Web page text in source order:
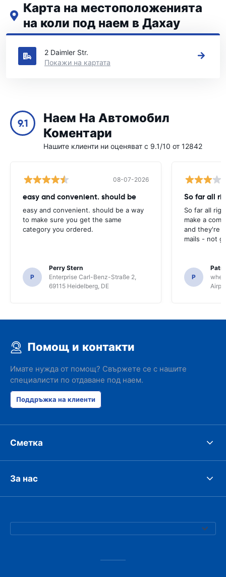
Карта на местоположенията
на коли под наем в Дахау
Вижте нашите основни места за коли под наем в Дахау
2 Daimler Str.
Покажи на картата
9.1
Наем На Автомобил
Коментари
Нашите клиенти ни оценяват с 9.1/10 от 12842
08-07-2026
easy and convenient. should be
easy and convenient. should be a way
to make sure you get the same
category you ordered.
P
Perry Stern
Enterprise Carl-Benz-Straße 2,
69115 Heidelberg, DE
So far all
So far all
make a
and they're
mails - not
P
Помощ и контакти
Имате нужда от помощ? Свържете се с нашите
специалисти по отдаване под наем.
Поддръжка на клиенти
Сметка
За нас